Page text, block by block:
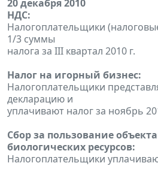
20 декабря 2010
НДС:
Налогоплательщики
1/3 суммы
налога за III квартал 2010 г.
Налог на игорный бизнес:
Налогоплательщики
декларацию и
уплачивают налог за ноябрь
Сбор за пользование
биологических ресурсов:
Налогоплательщики